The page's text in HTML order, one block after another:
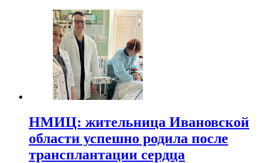
НМИЦ: жительница Ивановской
области успешно родила после
трансплантации сердца